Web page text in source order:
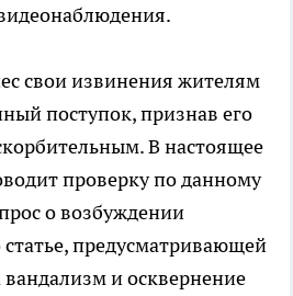
свои извинения жителям
поступок, признав его
В настоящее
проверку по данному
о возбуждении
статье, предусматривающей
вандализм и осквернение